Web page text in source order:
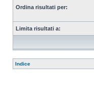
Ordina risultati per:
Limita risultati a:
Indice